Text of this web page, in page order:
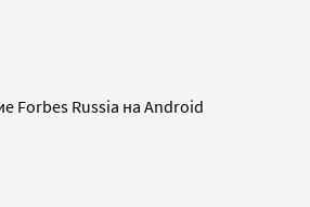
Forbes Russia на Android